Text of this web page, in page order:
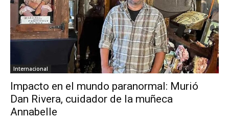
Internacional
Impacto en el mundo paranormal: Murió
Dan Rivera, cuidador de la muñeca
Annabelle